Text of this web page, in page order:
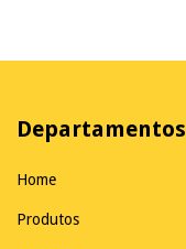
Departamentos
Home
Produtos